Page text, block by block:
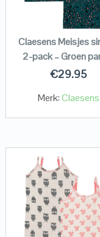
Claesens Meisjes
2-pack – Groen
€29.95
Merk:Claesens